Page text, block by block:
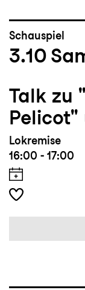
Schauspiel
3.10
Talk zu
Pelicot"
Lokremise
16:00 - 17:00